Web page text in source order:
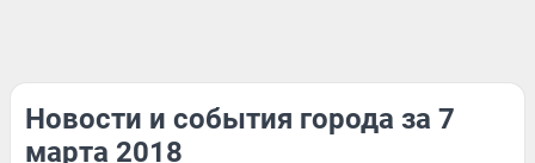
Новости и события города за 7
марта 2018